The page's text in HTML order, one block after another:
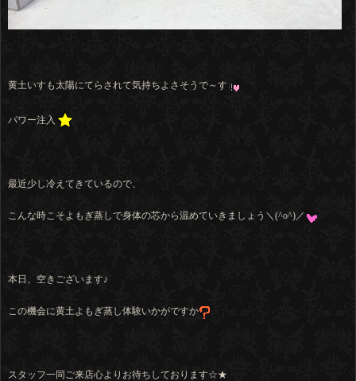
黄土いすも太陽にてらされて気持ちよさそうで～す
パワー注入
最近少し冷えてきているので、
こんな時こそよもぎ蒸しで身体の芯から温めていきましょう＼(^o^)／
本日、空きございます♪
この機会に黄土よもぎ蒸し体験いかがですか
スタッフ一同ご来店心よりお待ちしております☆★